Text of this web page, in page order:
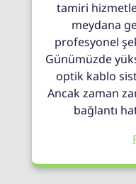
tamiri
meydana
profesyonel
Günümüzde
optik kablo
Ancak zaman
bağlantı